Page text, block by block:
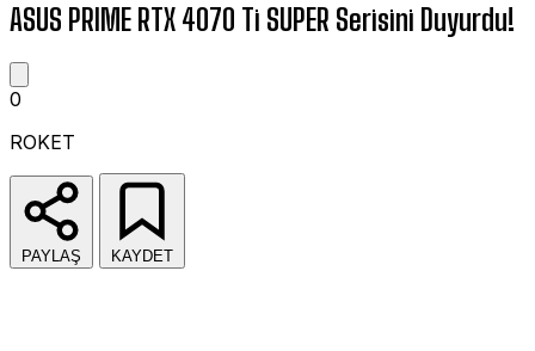
ASUS PRIME RTX 4070 Ti SUPER Serisini Duyurdu!
0
ROKET
PAYLAŞ KAYDET